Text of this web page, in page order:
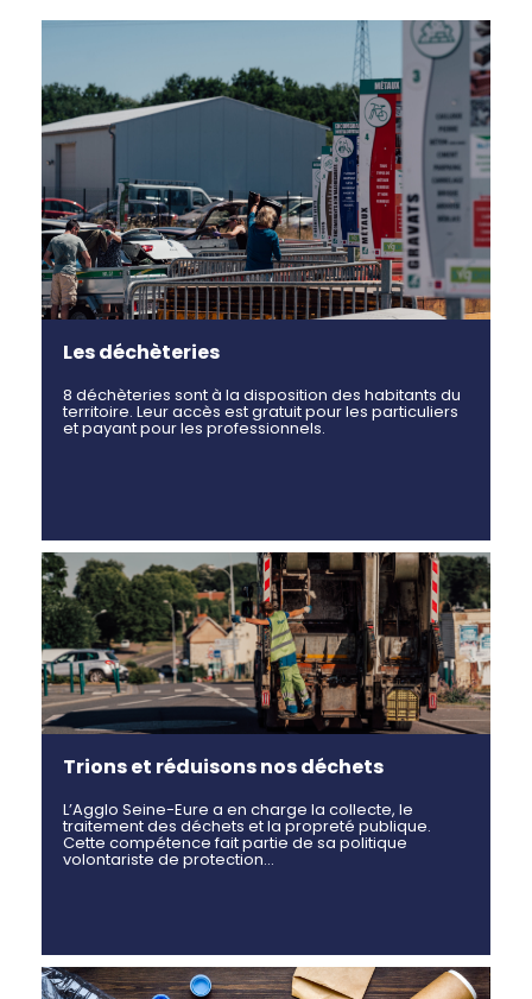
Les déchèteries
8 déchèteries sont à la disposition des habitants du
territoire. Leur accès est gratuit pour les particuliers
et payant pour les professionnels.
Trions et réduisons nos déchets
L’Agglo Seine-Eure a en charge la collecte, le
traitement des déchets et la propreté publique.
Cette compétence fait partie de sa politique
volontariste de protection…